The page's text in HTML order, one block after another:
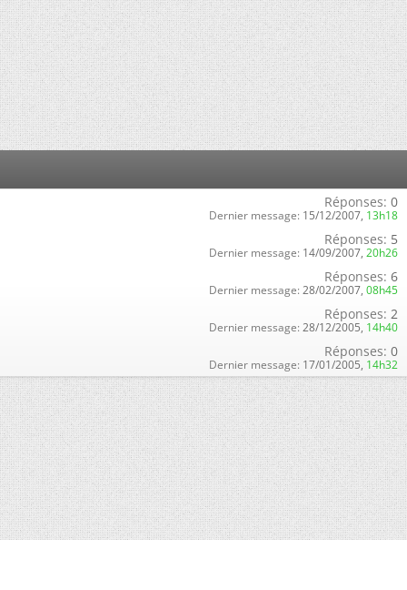
Réponses: 0
Dernier message: 15/12/2007, 13h18
Réponses: 5
Dernier message: 14/09/2007, 20h26
Réponses: 6
Dernier message: 28/02/2007, 08h45
Réponses: 2
Dernier message: 28/12/2005, 14h40
Réponses: 0
Dernier message: 17/01/2005, 14h32